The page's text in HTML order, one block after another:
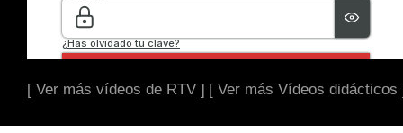
[ Ver más vídeos de RTV ] [ Ver más Vídeos didácticos